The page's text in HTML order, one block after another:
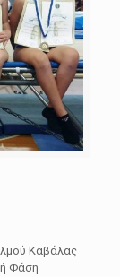
Καβάλας
Φάση